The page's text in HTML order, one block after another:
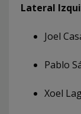
Lateral
Joel
Pablo
Xoel